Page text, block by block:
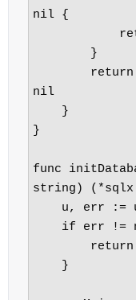
nil {
nil
}
func
string)